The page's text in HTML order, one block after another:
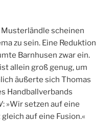
scheinen
zu sein. Eine Reduktion
Barnhusen zwar ein.
allein groß genug, um
äußerte sich Thomas
Handballverbands
: »Wir setzen auf eine
auf eine Fusion.«